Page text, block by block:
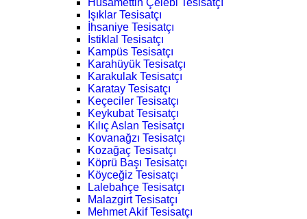
Hüsamettin Çelebi Tesisatçı
Işıklar Tesisatçı
İhsaniye Tesisatçı
İstiklal Tesisatçı
Kampüs Tesisatçı
Karahüyük Tesisatçı
Karakulak Tesisatçı
Karatay Tesisatçı
Keçeciler Tesisatçı
Keykubat Tesisatçı
Kılıç Aslan Tesisatçı
Kovanağzı Tesisatçı
Kozağaç Tesisatçı
Köprü Başı Tesisatçı
Köyceğiz Tesisatçı
Lalebahçe Tesisatçı
Malazgirt Tesisatçı
Mehmet Akif Tesisatçı